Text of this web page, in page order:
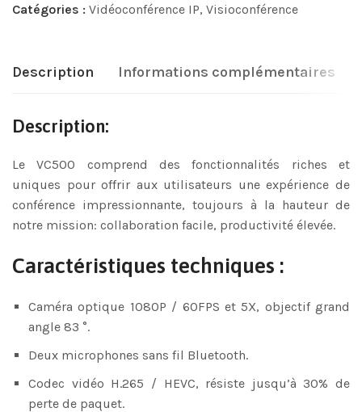
Catégories : Vidéoconférence IP, Visioconférence
Description Informations complémentaires
Description:
Le VC500 comprend des fonctionnalités riches et
uniques pour offrir aux utilisateurs une expérience de
conférence impressionnante, toujours à la hauteur de
notre mission: collaboration facile, productivité élevée.
Caractéristiques techniques :
Caméra optique 1080P / 60FPS et 5X, objectif grand
angle 83 °.
Deux microphones sans fil Bluetooth.
Codec vidéo H.265 / HEVC, résiste jusqu’à 30% de
perte de paquet.